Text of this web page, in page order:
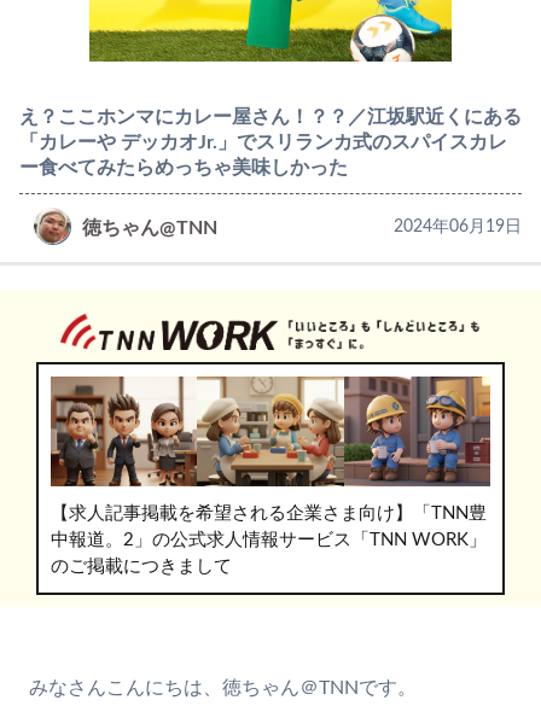
え？ここホンマにカレー屋さん！？？／江坂駅近くにある
「カレーや デッカオJr.」でスリランカ式のスパイスカレ
ー食べてみたらめっちゃ美味しかった
徳ちゃん@TNN 2024年06月19日
【求人記事掲載を希望される企業さま向け】「TNN豊
中報道。2」の公式求人情報サービス「TNN WORK」
のご掲載につきまして
みなさんこんにちは、徳ちゃん＠TNNです。